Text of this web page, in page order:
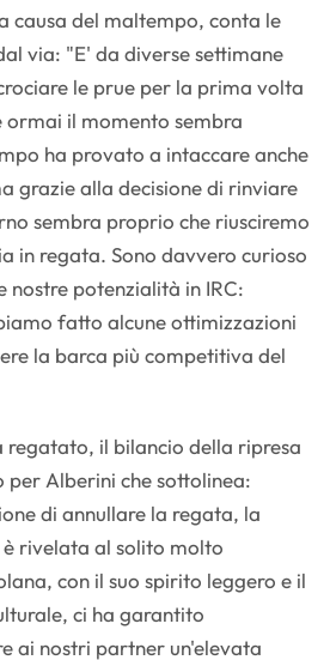
causa del maltempo, conta le
via: "E' da diverse settimane
le prue per la prima volta
ormai il momento sembra
ha provato a intaccare anche
grazie alla decisione di rinviare
sembra proprio che riusciremo
in regata. Sono davvero curioso
nostre potenzialità in IRC:
fatto alcune ottimizzazioni
la barca più competitiva del
regatato, il bilancio della ripresa
Alberini che sottolinea:
di annullare la regata, la
rivelata al solito molto
con il suo spirito leggero e il
ci ha garantito
ai nostri partner un'elevata